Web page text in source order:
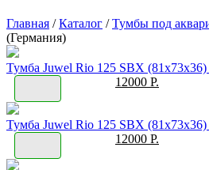
Главная /Каталог /Тумбы под
(Германия)
Тумба Juwel Rio 125 SBX (81x73x36)
12000 Р.
Тумба Juwel Rio 125 SBX (81x73x36)
12000 Р.